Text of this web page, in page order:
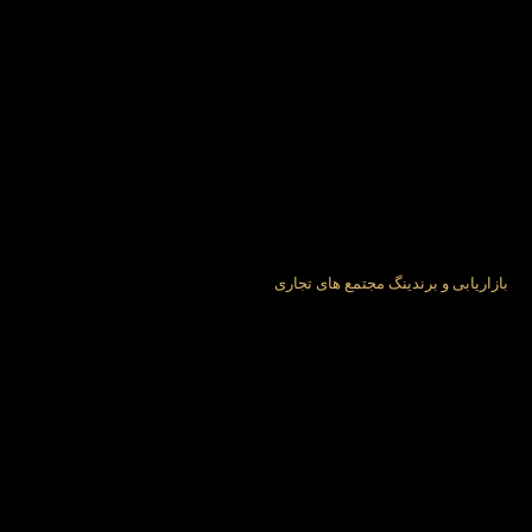
بازاریابی و برندینگ مجتمع‌ های تجاری